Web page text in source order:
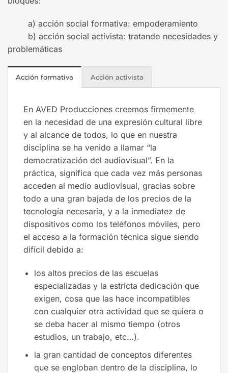
a) acción social formativa: empoderamiento
b) acción social activista: tratando necesidades y
problemáticas
Acción formativa Acción activista
En AVED Producciones creemos firmemente
en la necesidad de una expresión cultural libre
y al alcance de todos, lo que en nuestra
disciplina se ha venido a llamar “la
democratización del audiovisual”. En la
práctica, significa que cada vez más personas
acceden al medio audiovisual, gracias sobre
todo a una gran bajada de los precios de la
tecnología necesaria, y a la inmediatez de
dispositivos como los teléfonos móviles, pero
el acceso a la formación técnica sigue siendo
difícil debido a:
los altos precios de las escuelas
especializadas y la estricta dedicación que
exigen, cosa que las hace incompatibles
con cualquier otra actividad que se quiera o
se deba hacer al mismo tiempo (otros
estudios, un trabajo, etc…).
la gran cantidad de conceptos diferentes
que se engloban dentro de la disciplina, lo